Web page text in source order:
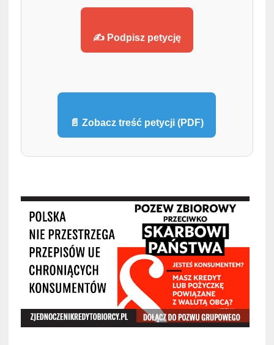
✍️ Podpisz petycję
📄 Zobacz treść petycji (PDF)